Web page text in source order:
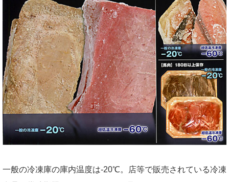
一般の冷凍庫の庫内温度は-20℃。店等で販売されている冷凍